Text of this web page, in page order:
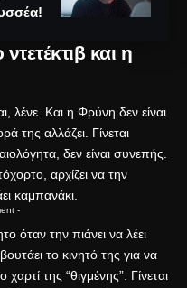
και η
λένε. Και η Φρύνη δεν είναι
της αλλάζει. Γίνεται
δεν είναι συνεπής.
αρχίζει να την
καμπανάκι.
-
όταν την πιάνει να λέει
το κινητό της για να
χαρτί της “θιγμένης”. Γίνεται